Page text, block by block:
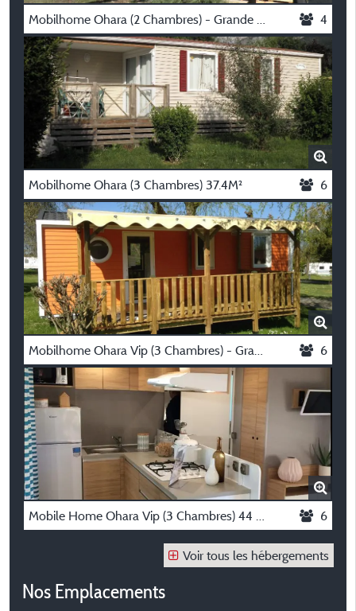
Mobilhome Ohara (2 Chambres) - Grande Largeur 35M² 4
Mobilhome Ohara (3 Chambres) 37.4M² 6
Mobilhome Ohara Vip (3 Chambres) - Grande Largeur 39.9M² 6
Mobile Home Ohara Vip (3 Chambres) 44 M² 6
Voir tous les hébergements
Nos Emplacements